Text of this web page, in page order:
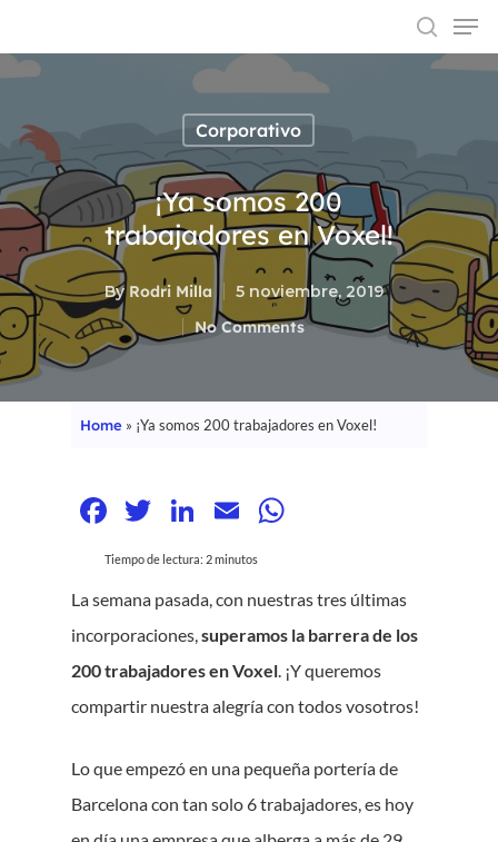
Hit enter to search or ESC to close
Corporativo
¡Ya somos 200
trabajadores en Voxel!
ByRodri Milla
5 noviembre, 2019
No Comments
Home » ¡Ya somos 200 trabajadores en Voxel!
Facebook
Twitter
LinkedIn
Email
Tiempo de lectura: 2minutos
La semana pasada, con nuestras tres últimas
incorporaciones,superamos la barrera de los
200 trabajadores en Voxel. ¡Y queremos
compartir nuestra alegría con todos vosotros!
Lo que empezó en una pequeña portería de
Barcelona con tan solo 6 trabajadores, es hoy